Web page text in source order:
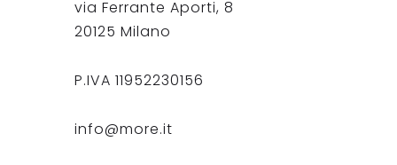
via Ferrante Aporti, 8
20125 Milano
P.IVA 11952230156
info@more.it